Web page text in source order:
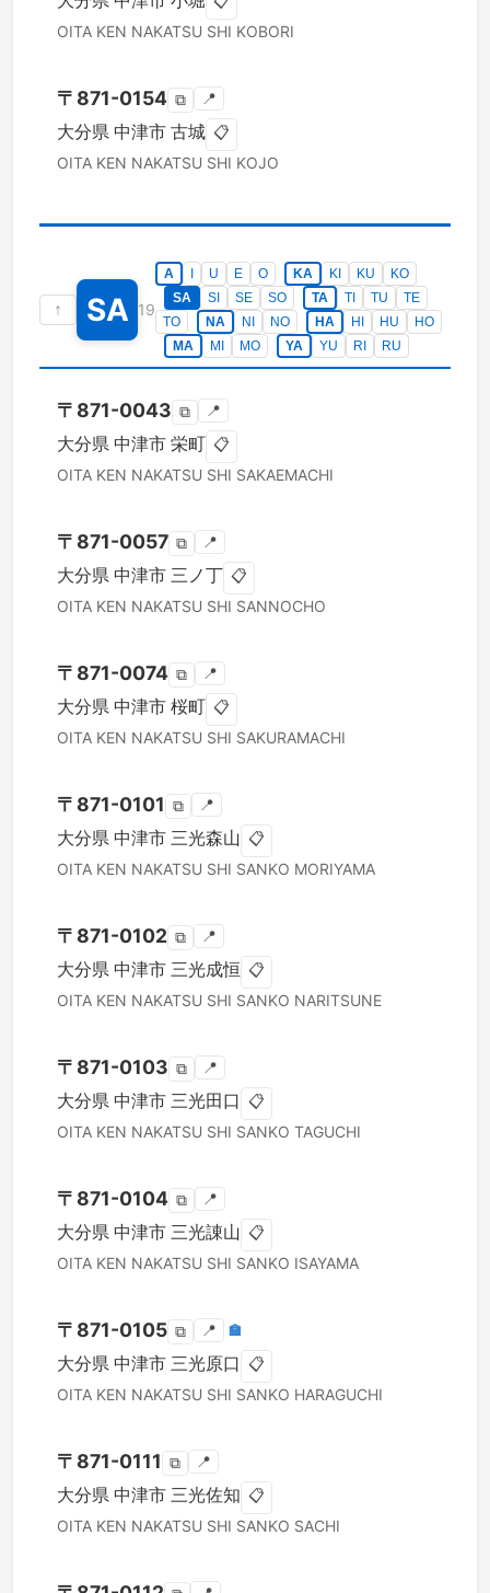
OITA KEN NAKATSU SHI KOBORI
〒 871-0154 ⧉ 📍
大分県 中津市 古城 📋
OITA KEN NAKATSU SHI KOJO
↑ SA 19
A U E O KA KI KU
KO
SA
SI SE SO TA TI TU
TE
TO
NA NI NO HA HI HU
HO
MA
MI MO YA YU RI RU
〒 871-0043 ⧉ 📍
大分県 中津市 栄町 📋
OITA KEN NAKATSU SHI SAKAEMACHI
〒 871-0057 ⧉ 📍
大分県 中津市 三ノ丁 📋
OITA KEN NAKATSU SHI SANNOCHO
〒 871-0074 ⧉ 📍
大分県 中津市 桜町 📋
OITA KEN NAKATSU SHI SAKURAMACHI
〒 871-0101 ⧉ 📍
大分県 中津市 三光森山 📋
OITA KEN NAKATSU SHI SANKO MORIYAMA
〒 871-0102 ⧉ 📍
大分県 中津市 三光成恒 📋
OITA KEN NAKATSU SHI SANKO NARITSUNE
〒 871-0103 ⧉ 📍
大分県 中津市 三光田口 📋
OITA KEN NAKATSU SHI SANKO TAGUCHI
〒 871-0104 ⧉ 📍
大分県 中津市 三光諌山 📋
OITA KEN NAKATSU SHI SANKO ISAYAMA
〒 871-0105 ⧉ 📍 🏣
大分県 中津市 三光原口 📋
OITA KEN NAKATSU SHI SANKO HARAGUCHI
〒 871-0111 ⧉ 📍
大分県 中津市 三光佐知 📋
OITA KEN NAKATSU SHI SANKO SACHI